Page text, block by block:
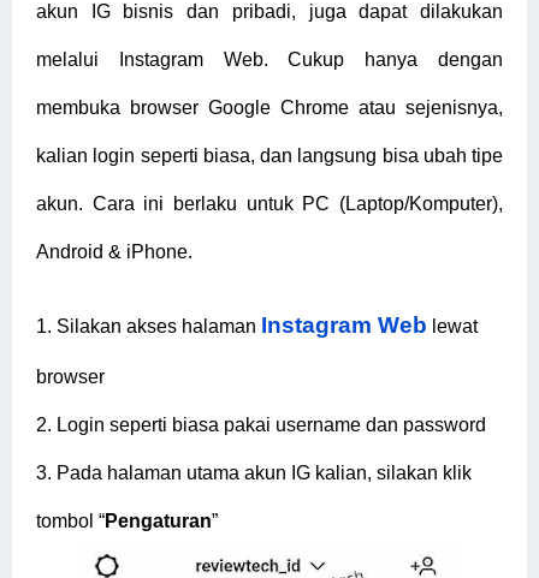
akun IG bisnis dan pribadi, juga dapat dilakukan
melalui Instagram Web. Cukup hanya dengan
membuka browser Google Chrome atau sejenisnya,
kalian login seperti biasa, dan langsung bisa ubah tipe
akun. Cara ini berlaku untuk PC (Laptop/Komputer),
Android & iPhone.
1. Silakan akses halaman Instagram Web lewat
browser
2. Login seperti biasa pakai username dan password
3. Pada halaman utama akun IG kalian, silakan klik
tombol “Pengaturan”